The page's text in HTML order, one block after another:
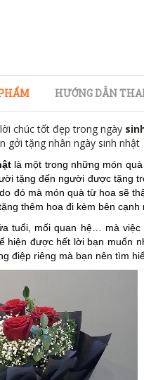
HƯỚNG DẪN
chúc tốt đẹp trong ngày
gởi tặng nhân ngày sinh nhật
là một trong những món
tặng đến người được tặng
đó mà món quà từ hoa sẽ
thêm hoa đi kèm bên cạnh
tuổi, mối quan hệ… mà việc
hiện được hết lời bạn muốn
điệp riêng mà bạn nên tìm